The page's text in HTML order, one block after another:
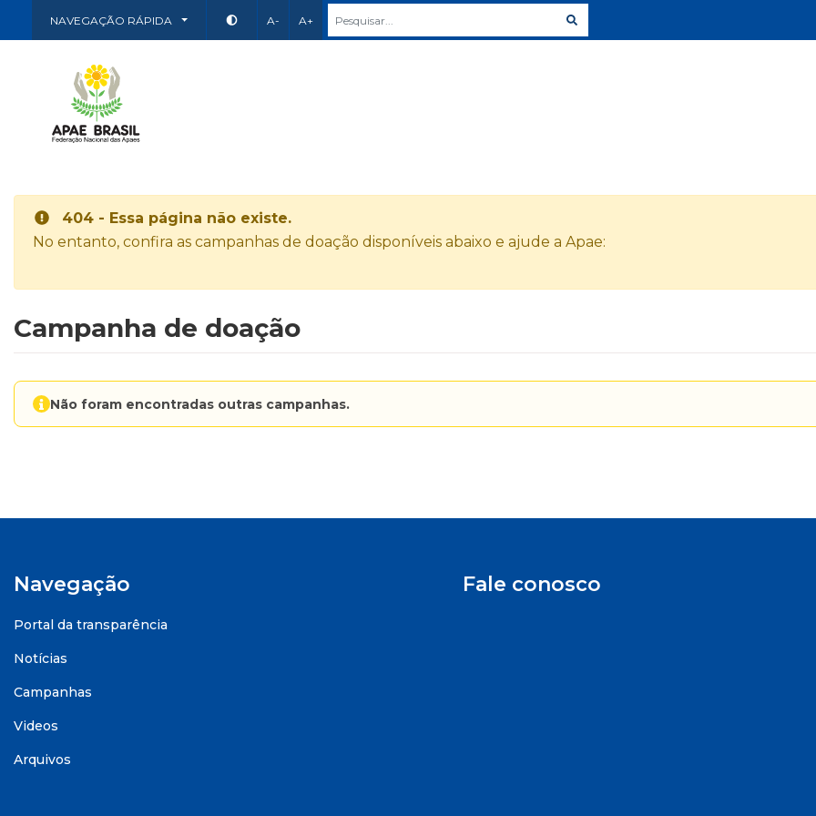
NAVEGAÇÃO RÁPIDA A- A+
404 - Essa página não existe.
No entanto, confira as campanhas de doação disponíveis abaixo e ajude a Apae:
Campanha de doação
Não foram encontradas outras campanhas.
Navegação
Portal da transparência
Notícias
Campanhas
Videos
Arquivos
Fale conosco